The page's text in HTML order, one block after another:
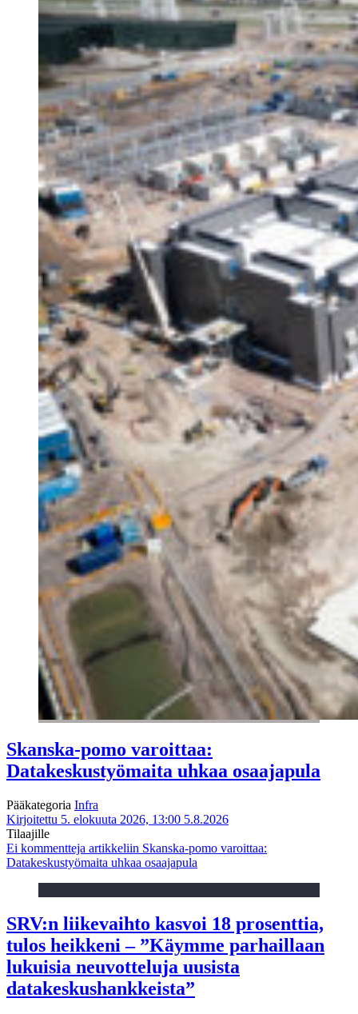
Skanska-pomo varoittaa:
Datakeskustyömaita uhkaa osaajapula
Pääkategoria Infra
Kirjoitettu 5. elokuuta 2026, 13:00 5.8.2026
Tilaajille
Ei kommentteja artikkeliin Skanska-pomo varoittaa:
Datakeskustyömaita uhkaa osaajapula
SRV:n liikevaihto kasvoi 18 prosenttia,
tulos heikkeni – ”Käymme parhaillaan
lukuisia neuvotteluja uusista
datakeskushankkeista”